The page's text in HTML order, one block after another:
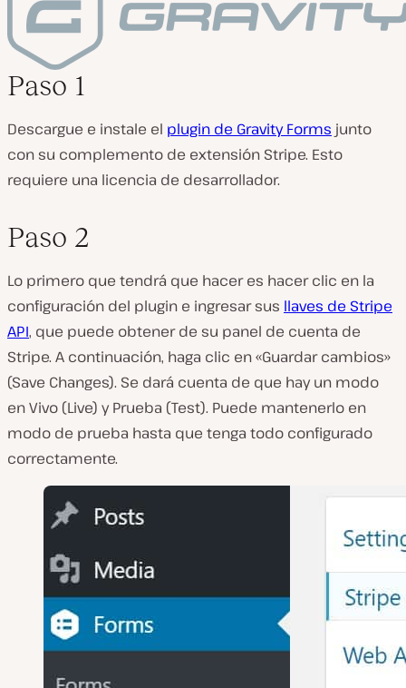
Paso 1
Descargue e instale el plugin de Gravity Forms junto
con su complemento de extensión Stripe. Esto
requiere una licencia de desarrollador.
Paso 2
Lo primero que tendrá que hacer es hacer clic en la
configuración del plugin e ingresar sus llaves de Stripe
API, que puede obtener de su panel de cuenta de
Stripe. A continuación, haga clic en «Guardar cambios»
(Save Changes). Se dará cuenta de que hay un modo
en Vivo (Live) y Prueba (Test). Puede mantenerlo en
modo de prueba hasta que tenga todo configurado
correctamente.